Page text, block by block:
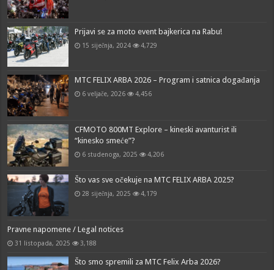
Prijavi se za moto event bajkerica na Rabu!
15 siječnja, 2024 4,729
MTC FELIX ARBA 2026 – Program i satnica događanja
6 veljače, 2026 4,456
CFMOTO 800MT Explore – kineski avanturist ili
“kinesko smeće”?
6 studenoga, 2025 4,206
Što vas sve očekuje na MTC FELIX ARBA 2025?
28 siječnja, 2025 4,179
Pravne napomene / Legal notices
31 listopada, 2025 3,188
Što smo spremili za MTC Felix Arba 2026?